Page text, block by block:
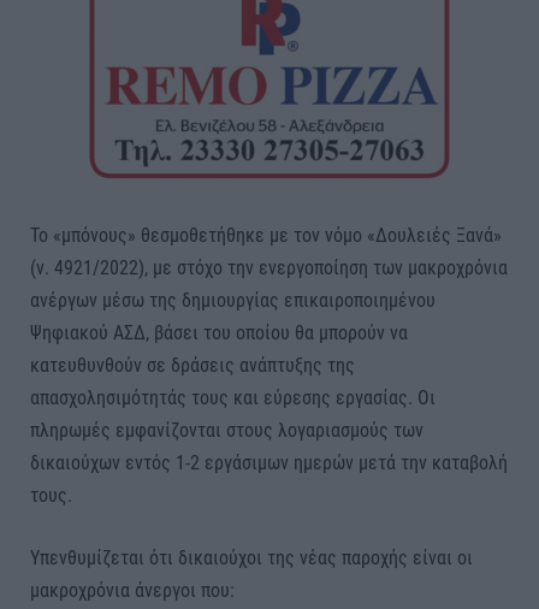
Το «μπόνους» θεσμοθετήθηκε με τον νόμο «Δουλειές Ξανά»
(ν. 4921/2022), με στόχο την ενεργοποίηση των μακροχρόνια
ανέργων μέσω της δημιουργίας επικαιροποιημένου
Ψηφιακού ΑΣΔ, βάσει του οποίου θα μπορούν να
κατευθυνθούν σε δράσεις ανάπτυξης της
απασχολησιμότητάς τους και εύρεσης εργασίας. Οι
πληρωμές εμφανίζονται στους λογαριασμούς των
δικαιούχων εντός 1-2 εργάσιμων ημερών μετά την καταβολή
τους.
Υπενθυμίζεται ότι δικαιούχοι της νέας παροχής είναι οι
μακροχρόνια άνεργοι που: